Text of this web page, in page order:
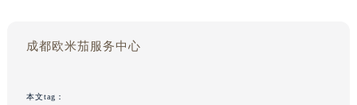
成都欧米茄服务中心
本文tag：